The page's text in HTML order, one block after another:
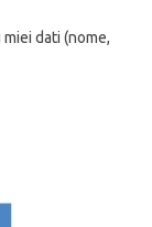
dati (nome,